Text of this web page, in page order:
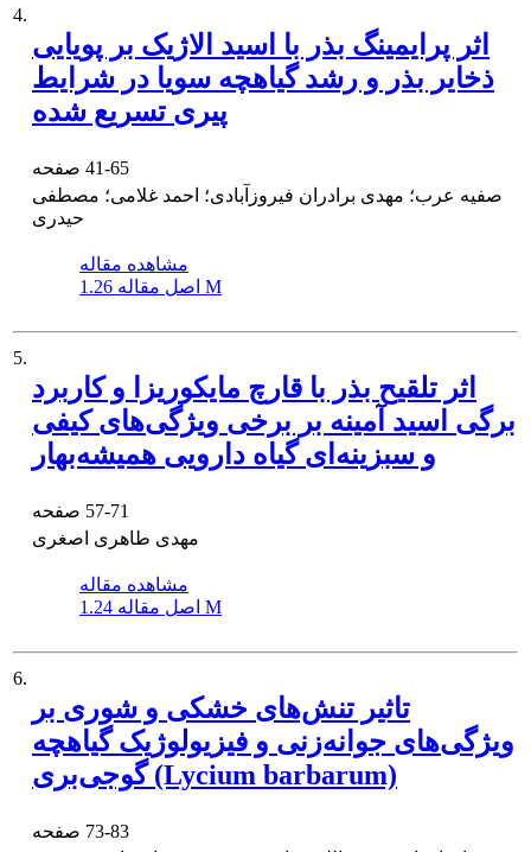
4.
اثر پرایمینگ بذر با اسید الاژیک بر پویایی
ذخایر بذر و رشد گیاهچه سویا در شرایط
پیری تسریع شده
41-65
صفیه عرب؛ مهدی برادران فیروزآبادی؛ احمد غلامی؛ مصطفی
حیدری
مشاهده مقاله
اصل مقاله 1.26 M
5.
اثر تلقیح بذر با قارچ مایکوریزا و کاربرد
برگی اسید آمینه بر برخی ویژگی‌های کیفی
و سبزینه‌ای گیاه دارویی همیشه‌بهار
57-71
مهدی طاهری اصغری
مشاهده مقاله
اصل مقاله 1.24 M
6.
تاثیر تنش‌های خشکی و شوری بر
ویژگی‌های جوانه‌زنی و فیزیولوژیک گیاهچه
گوجی‌بری (Lycium barbarum)
73-83